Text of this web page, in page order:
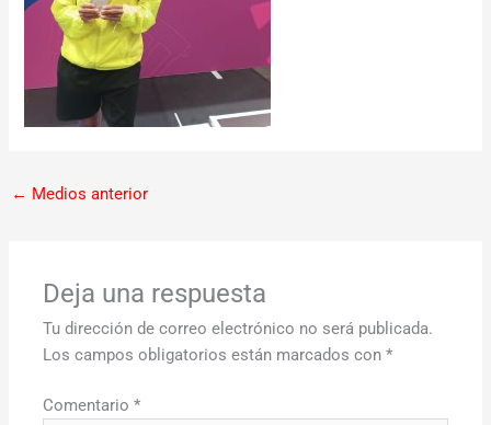
← Medios anterior
Deja una respuesta
Tu dirección de correo electrónico no será publicada.
Los campos obligatorios están marcados con*
Comentario*